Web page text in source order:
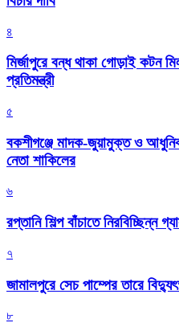
৪
মির্জাপুরে বন্ধ থাকা গোড়াই কটন
প্রতিমন্ত্রী
৫
বকশীগঞ্জে মাদক-জুয়ামুক্ত ও
নেতা শাকিলের
৬
রপ্তানি শিল্প বাঁচাতে নিরবিচ্ছিন্ন
৭
জামালপুরে সেচ পাম্পের তারে
৮